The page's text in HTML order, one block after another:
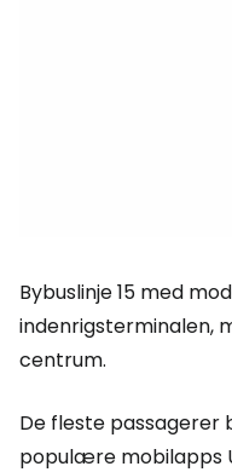
Bybuslinje 15 med
indenrigsterminalen,
centrum.
De fleste passagerer
populære mobilapps